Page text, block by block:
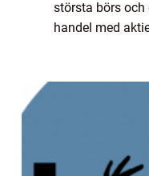
största börs och
handel med